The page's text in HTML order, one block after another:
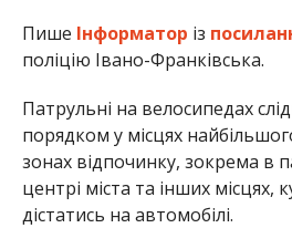
Пише Інформатор із
поліцію Івано-Франківська.
Патрульні на велосипедах
порядком у місцях
зонах відпочинку, зокрема в
центрі міста та інших
дістатись на автомобілі.